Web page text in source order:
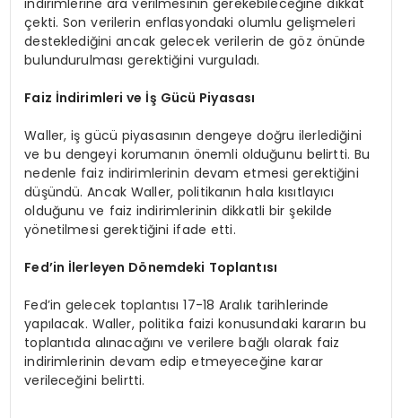
çekti. Son verilerin enflasyondaki olumlu gelişmeleri
desteklediğini ancak gelecek verilerin de göz önünde
bulundurulması gerektiğini vurguladı.
Faiz İndirimleri ve İş Gücü Piyasası
Waller, iş gücü piyasasının dengeye doğru ilerlediğini
ve bu dengeyi korumanın önemli olduğunu belirtti. Bu
nedenle faiz indirimlerinin devam etmesi gerektiğini
düşündü. Ancak Waller, politikanın hala kısıtlayıcı
olduğunu ve faiz indirimlerinin dikkatli bir şekilde
yönetilmesi gerektiğini ifade etti.
Fed’in İlerleyen Dönemdeki Toplantısı
Fed’in gelecek toplantısı 17-18 Aralık tarihlerinde
yapılacak. Waller, politika faizi konusundaki kararın bu
toplantıda alınacağını ve verilere bağlı olarak faiz
indirimlerinin devam edip etmeyeceğine karar
verileceğini belirtti.